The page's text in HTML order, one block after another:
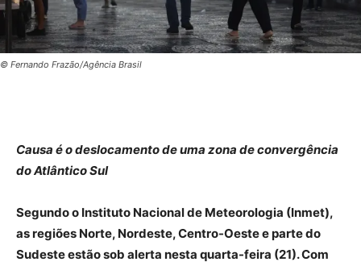
© Fernando Frazão/Agência Brasil
Causa é o deslocamento de uma zona de convergência
do Atlântico Sul
Segundo o Instituto Nacional de Meteorologia (Inmet),
as regiões Norte, Nordeste, Centro-Oeste e parte do
Sudeste estão sob alerta nesta quarta-feira (21). Com